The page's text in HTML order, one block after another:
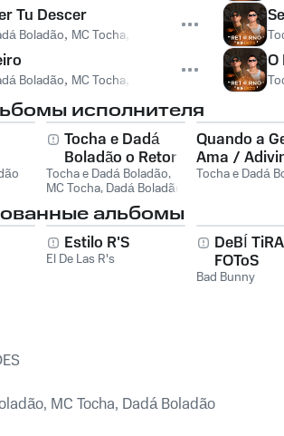
Tu Descer
Boladão, MC Tocha,
Boladão, MC Tocha,
O
исполнителя
Tocha e Dadá
Boladão o Retorno
Tocha e Dadá Boladão,
MC Tocha, Dadá Boladão
Quando a
Ama /
Tô Te
Tocha e Dadá
альбомы
Estilo R'S
El De Las R's
DeBÍ
FOToS
Bad Bunny
MC Tocha, Dadá Boladão